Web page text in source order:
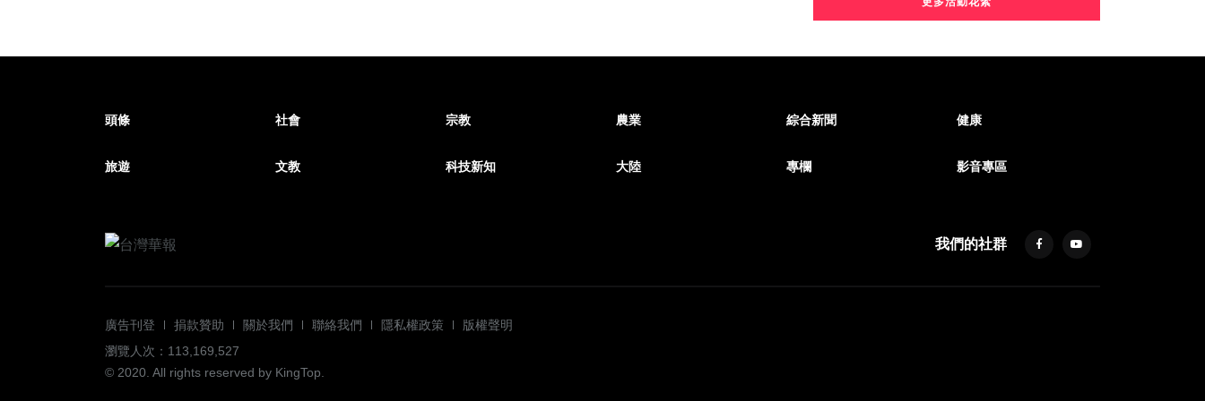
頭條 社會 宗教 農業 綜合新聞 健康
旅遊 文教 科技新知 大陸 專欄 影音專區
我們的社群
廣告刊登 捐款贊助 關於我們 聯絡我們 隱私權政策
版權聲明
瀏覽人次：113,169,527
© 2020. All rights reserved by KingTop.